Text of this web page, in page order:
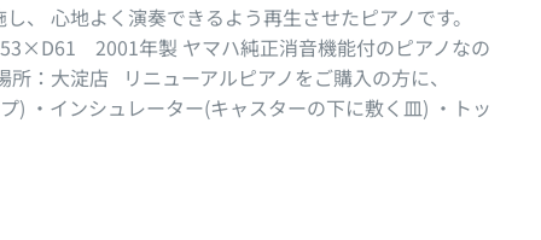
、 心地よく演奏できるよう再生させたピアノです。
2001年製 ヤマハ純正消音機能付のピアノなの
：大淀店 リニューアルピアノをご購入の方に、
) ・インシュレーター(キャスターの下に敷く皿) ・トッ